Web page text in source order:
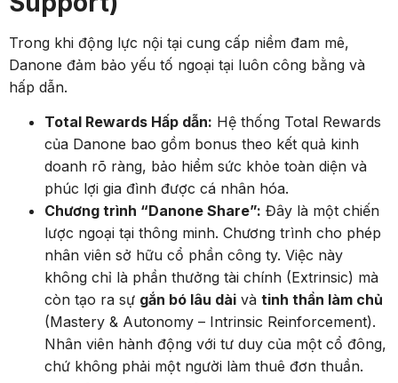
Trong khi động lực nội tại cung cấp niềm đam mê,
Danone đảm bảo yếu tố ngoại tại luôn công bằng và
hấp dẫn.
Total Rewards Hấp dẫn: Hệ thống Total Rewards
của Danone bao gồm bonus theo kết quả kinh
doanh rõ ràng, bảo hiểm sức khỏe toàn diện và
phúc lợi gia đình được cá nhân hóa.
Chương trình “Danone Share”: Đây là một chiến
lược ngoại tại thông minh. Chương trình cho phép
nhân viên sở hữu cổ phần công ty. Việc này
không chỉ là phần thưởng tài chính (Extrinsic) mà
còn tạo ra sự gắn bó lâu dài và tinh thần làm chủ
(Mastery & Autonomy – Intrinsic Reinforcement).
Nhân viên hành động với tư duy của một cổ đông,
chứ không phải một người làm thuê đơn thuần.